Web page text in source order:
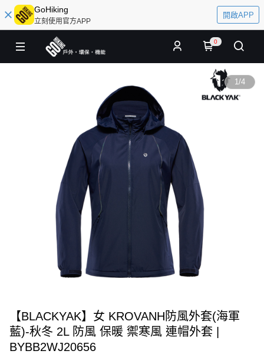
GoHiking
立刻使用官方APP
開啟APP
0
1/4
【BLACKYAK】女 KROVANH防風外套(海軍
藍)-秋冬 2L 防風 保暖 禦寒風 連帽外套 |
BYBB2WJ20656